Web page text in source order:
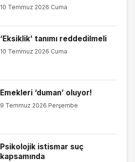
10 Temmuz 2026 Cuma
‘Eksiklik’ tanımı reddedilmeli
10 Temmuz 2026 Cuma
Emekleri ‘duman’ oluyor!
9 Temmuz 2026 Perşembe
Psikolojik istismar suç
kapsamında